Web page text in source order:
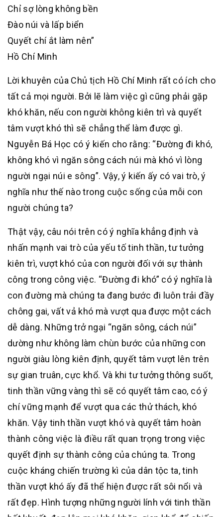
Chỉ sợ lòng không bền
Đào núi và lấp biển
Quyết chí ắt làm nên”
Hồ Chí Minh
Lời khuyên của Chủ tịch Hồ Chí Minh rất có ích cho
tất cả mọi người. Bởi lẽ làm việc gì cũng phải gặp
khó khăn, nếu con người không kiên trì và quyết
tâm vượt khó thì sẽ chẳng thể làm được gì.
Nguyễn Bá Học có ý kiến cho rằng: “Đường đi khó,
không khó vì ngăn sông cách núi mà khó vì lòng
người ngại núi e sông”. Vậy, ý kiến ấy có vai trò, ý
nghĩa như thế nào trong cuộc sống của mỗi con
người chúng ta?
Thật vậy, câu nói trên có ý nghĩa khẳng định và
nhấn mạnh vai trò của yếu tố tinh thần, tư tưởng
kiên trì, vượt khó của con người đối với sự thành
công trong công việc. “Đường đi khó” có ý nghĩa là
con đường mà chúng ta đang bước đi luôn trải đầy
chông gai, vất vả khó mà vượt qua được một cách
dễ dàng. Những trở ngại “ngăn sông, cách núi”
dường như không làm chùn bước của những con
người giàu lòng kiên định, quyết tâm vượt lên trên
sự gian truân, cực khổ. Và khi tư tưởng thông suốt,
tinh thần vững vàng thì sẽ có quyết tâm cao, có ý
chí vững mạnh để vượt qua các thử thách, khó
khăn. Vậy tinh thần vượt khó và quyết tâm hoàn
thành công việc là điều rất quan trọng trong việc
quyết định sự thành công của chúng ta. Trong
cuộc kháng chiến trường kì của dân tộc ta, tinh
thần vượt khó ấy đã thể hiện được rất sôi nổi và
rất đẹp. Hình tượng những người lính với tinh thần